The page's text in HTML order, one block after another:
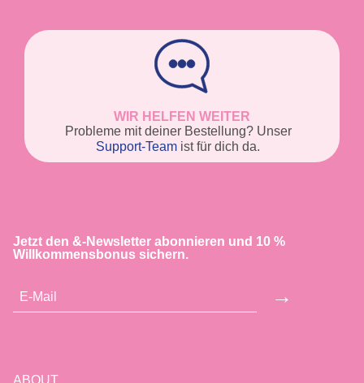
WIR HELFEN WEITER
Probleme mit deiner Bestellung? Unser
Support-Team ist für dich da.
Jetzt den &-Newsletter abonnieren und 10 %
Willkommensbonus sichern.
→